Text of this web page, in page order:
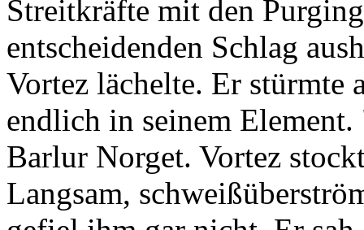
Streitkräfte mit den
entscheidenden Schlag
Vortez lächelte. Er stürmte
endlich in seinem
Barlur Norget. Vortez
Langsam,